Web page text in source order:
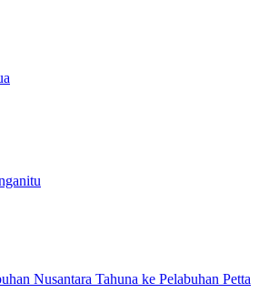
Nusantara Tahuna ke Pelabuhan Petta